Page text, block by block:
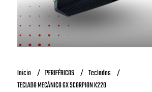
Inicio PERIFÉRICOS
Teclados
TECLADO MECÁNICO GX SCORPION K220